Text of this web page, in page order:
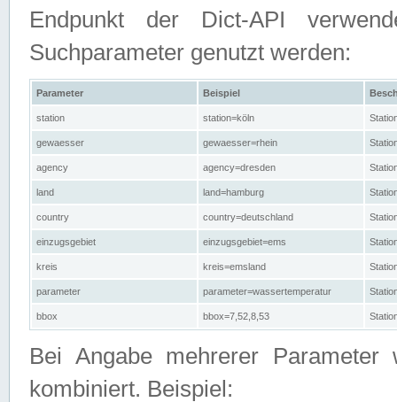
Endpunkt der Dict-API
Suchparameter genutzt werden:
Parameter Beispiel
station station=köln
gewaesser gewaesser=rhein
agency agency=dresden
land land=hamburg
country country=deutschland
einzugsgebiet einzugsgebiet=ems
kreis kreis=emsland
parameter parameter=wassertemperatur
bbox bbox=7,52,8,53
Bei Angabe mehrerer Parameter
kombiniert. Beispiel: